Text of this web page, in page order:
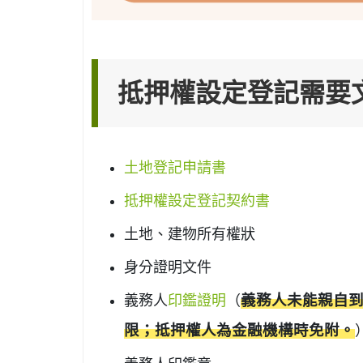
抵押權設定登記需要
土地登記申請書
抵押權設定登記契約書
土地、建物所有權狀
身分證明文件
義務人印鑑證明 （義務人未能親自
限；抵押權人為金融機構時免附。